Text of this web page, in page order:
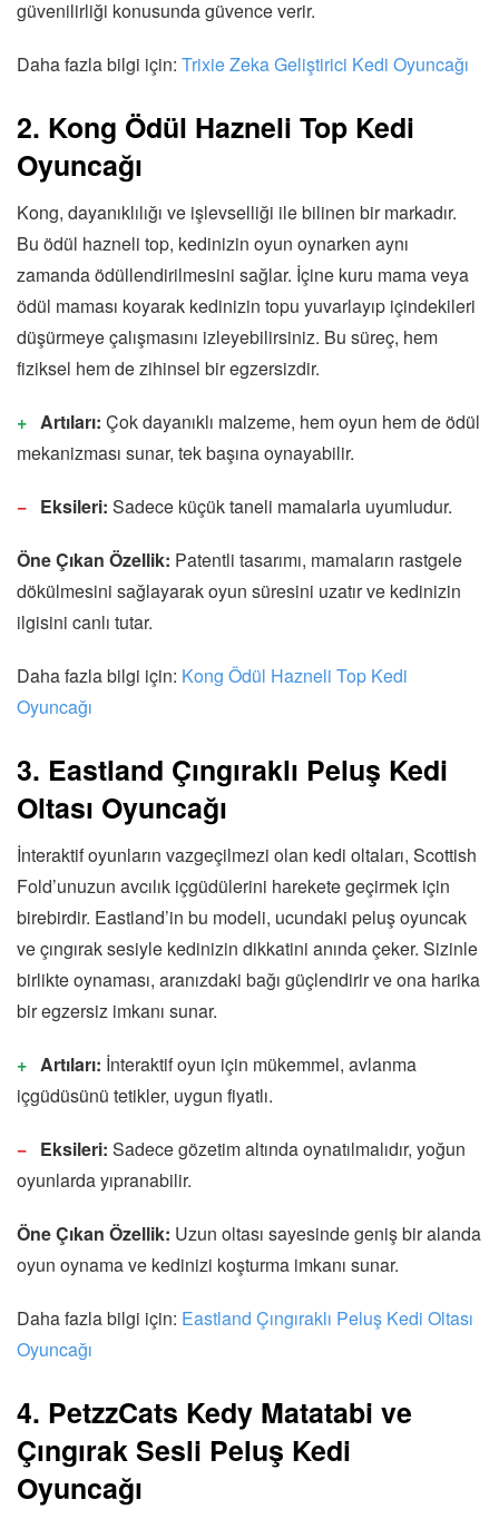
güvenilirliği konusunda güvence verir.
Daha fazla bilgi için: Trixie Zeka Geliştirici Kedi Oyuncağı
2. Kong Ödül Hazneli Top Kedi
Oyuncağı
Kong, dayanıklılığı ve işlevselliği ile bilinen bir markadır.
Bu ödül hazneli top, kedinizin oyun oynarken aynı
zamanda ödüllendirilmesini sağlar. İçine kuru mama veya
ödül maması koyarak kedinizin topu yuvarlayıp içindekileri
düşürmeye çalışmasını izleyebilirsiniz. Bu süreç, hem
fiziksel hem de zihinsel bir egzersizdir.
Artıları: Çok dayanıklı malzeme, hem oyun hem de ödül
mekanizması sunar, tek başına oynayabilir.
Eksileri: Sadece küçük taneli mamalarla uyumludur.
Öne Çıkan Özellik: Patentli tasarımı, mamaların rastgele
dökülmesini sağlayarak oyun süresini uzatır ve kedinizin
ilgisini canlı tutar.
Daha fazla bilgi için: Kong Ödül Hazneli Top Kedi
Oyuncağı
3. Eastland Çıngıraklı Peluş Kedi
Oltası Oyuncağı
İnteraktif oyunların vazgeçilmezi olan kedi oltaları, Scottish
Fold’unuzun avcılık içgüdülerini harekete geçirmek için
birebirdir. Eastland’in bu modeli, ucundaki peluş oyuncak
ve çıngırak sesiyle kedinizin dikkatini anında çeker. Sizinle
birlikte oynaması, aranızdaki bağı güçlendirir ve ona harika
bir egzersiz imkanı sunar.
Artıları: İnteraktif oyun için mükemmel, avlanma
içgüdüsünü tetikler, uygun fiyatlı.
Eksileri: Sadece gözetim altında oynatılmalıdır, yoğun
oyunlarda yıpranabilir.
Öne Çıkan Özellik: Uzun oltası sayesinde geniş bir alanda
oyun oynama ve kedinizi koşturma imkanı sunar.
Daha fazla bilgi için: Eastland Çıngıraklı Peluş Kedi Oltası
Oyuncağı
4. PetzzCats Kedy Matatabi ve
Çıngırak Sesli Peluş Kedi
Oyuncağı